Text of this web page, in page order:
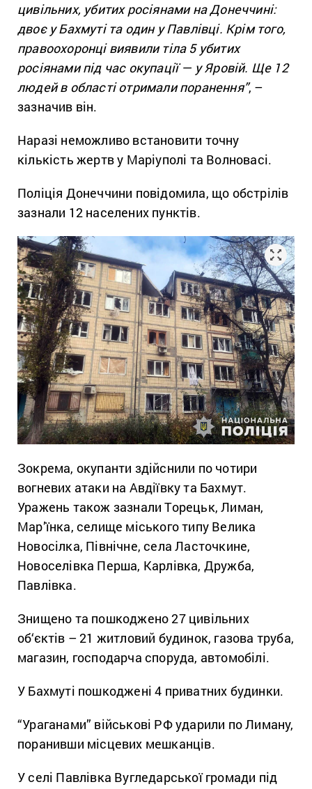
цивільних, убитих росіянами на Донеччині:
двоє у Бахмуті та один у Павлівці. Крім того,
правоохоронці виявили тіла 5 убитих
росіянами під час окупації — у Яровій. Ще 12
людей в області отримали поранення”, –
зазначив він.
Наразі неможливо встановити точну
кількість жертв у Маріуполі та Волновасі.
Поліція Донеччини повідомила, що обстрілів
зазнали 12 населених пунктів.
Зокрема, окупанти здійснили по чотири
вогневих атаки на Авдіївку та Бахмут.
Уражень також зазнали Торецьк, Лиман,
Мар’їнка, селище міського типу Велика
Новосілка, Північне, села Ласточкине,
Новоселівка Перша, Карлівка, Дружба,
Павлівка.
Знищено та пошкоджено 27 цивільних
об‘єктів – 21 житловий будинок, газова труба,
магазин, господарча споруда, автомобілі.
У Бахмуті пошкоджені 4 приватних будинки.
“Ураганами” військові РФ ударили по Лиману,
поранивши місцевих мешканців.
У селі Павлівка Вугледарської громади під